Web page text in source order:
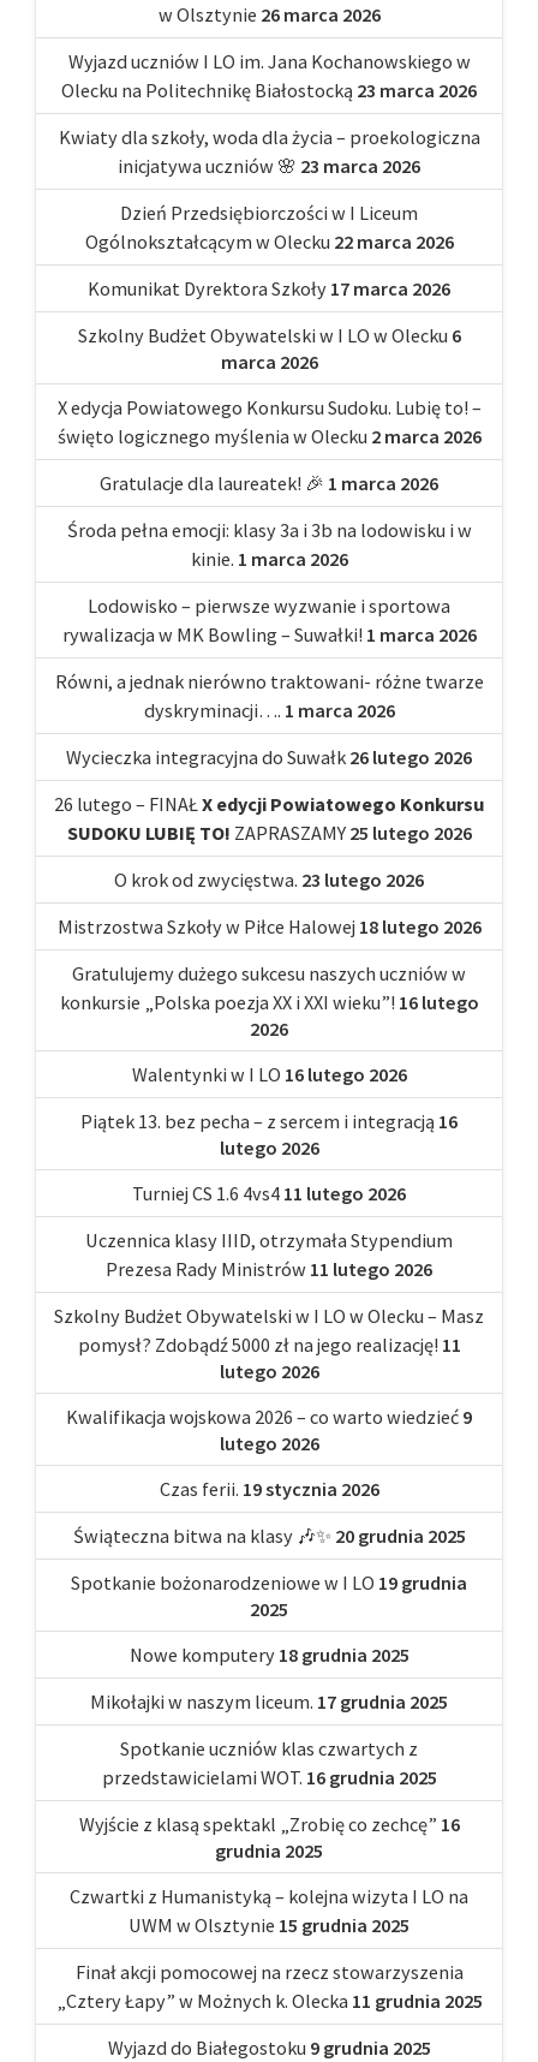
w Olsztynie 26 marca 2026
Wyjazd uczniów I LO im. Jana Kochanowskiego w
Olecku na Politechnikę Białostocką 23 marca 2026
Kwiaty dla szkoły, woda dla życia – proekologiczna
inicjatywa uczniów 🌸 23 marca 2026
Dzień Przedsiębiorczości w I Liceum
Ogólnokształcącym w Olecku 22 marca 2026
Komunikat Dyrektora Szkoły 17 marca 2026
Szkolny Budżet Obywatelski w I LO w Olecku 6
marca 2026
X edycja Powiatowego Konkursu Sudoku. Lubię to! –
święto logicznego myślenia w Olecku 2 marca 2026
Gratulacje dla laureatek! 🎉 1 marca 2026
Środa pełna emocji: klasy 3a i 3b na lodowisku i w
kinie. 1 marca 2026
Lodowisko – pierwsze wyzwanie i sportowa
rywalizacja w MK Bowling – Suwałki! 1 marca 2026
Równi, a jednak nierówno traktowani- różne twarze
dyskryminacji…. 1 marca 2026
Wycieczka integracyjna do Suwałk 26 lutego 2026
26 lutego – FINAŁX edycji Powiatowego Konkursu
SUDOKU LUBIĘ TO! ZAPRASZAMY 25 lutego 2026
O krok od zwycięstwa. 23 lutego 2026
Mistrzostwa Szkoły w Piłce Halowej 18 lutego 2026
Gratulujemy dużego sukcesu naszych uczniów w
konkursie „Polska poezja XX i XXI wieku”! 16 lutego
2026
Walentynki w I LO 16 lutego 2026
Piątek 13. bez pecha – z sercem i integracją 16
lutego 2026
Turniej CS 1.6 4vs4 11 lutego 2026
Uczennica klasy IIID, otrzymała Stypendium
Prezesa Rady Ministrów 11 lutego 2026
Szkolny Budżet Obywatelski w I LO w Olecku – Masz
pomysł? Zdobądź 5000 zł na jego realizację! 11
lutego 2026
Kwalifikacja wojskowa 2026 – co warto wiedzieć 9
lutego 2026
Czas ferii. 19 stycznia 2026
Świąteczna bitwa na klasy 🎶✨ 20 grudnia 2025
Spotkanie bożonarodzeniowe w I LO 19 grudnia
2025
Nowe komputery 18 grudnia 2025
Mikołajki w naszym liceum. 17 grudnia 2025
Spotkanie uczniów klas czwartych z
przedstawicielami WOT. 16 grudnia 2025
Wyjście z klasą spektakl „Zrobię co zechcę” 16
grudnia 2025
Czwartki z Humanistyką – kolejna wizyta I LO na
UWM w Olsztynie 15 grudnia 2025
Finał akcji pomocowej na rzecz stowarzyszenia
„Cztery Łapy” w Możnych k. Olecka 11 grudnia 2025
Wyjazd do Białegostoku 9 grudnia 2025